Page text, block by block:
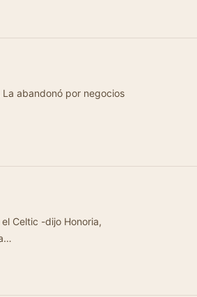
abandonó por negocios
Celtic -dijo Honoria,